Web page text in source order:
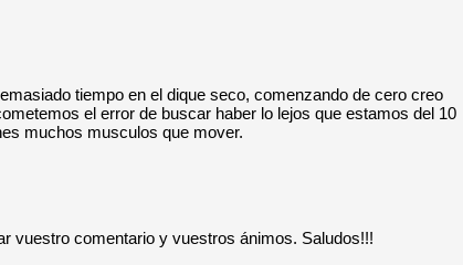
tiempo en el dique seco, comenzando de cero creo
el error de buscar haber lo lejos que estamos del 10
muchos musculos que mover.
vuestro comentario y vuestros ánimos. Saludos!!!